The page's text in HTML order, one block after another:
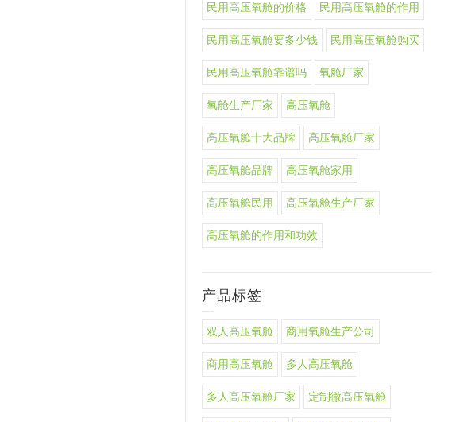
民用高压氧舱的价格 民用高压氧舱的作用
民用高压氧舱要多少钱 民用高压氧舱购买
民用高压氧舱靠谱吗 氧舱厂家
氧舱生产厂家 高压氧舱
高压氧舱十大品牌 高压氧舱厂家
高压氧舱品牌 高压氧舱家用
高压氧舱民用 高压氧舱生产厂家
高压氧舱的作用和功效
产品标签
双人高压氧舱 商用氧舱生产公司
商用高压氧舱 多人高压氧舱
多人高压氧舱厂家 定制微高压氧舱